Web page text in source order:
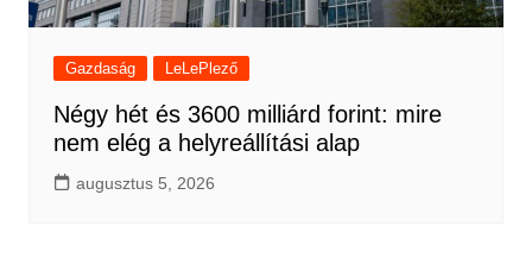
Gazdaság LeLePlező
Négy hét és 3600 milliárd forint: mire
nem elég a helyreállítási alap
augusztus 5, 2026